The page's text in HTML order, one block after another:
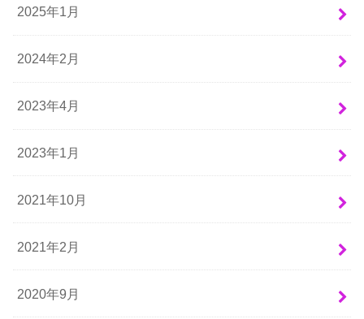
2025年1月
2024年2月
2023年4月
2023年1月
2021年10月
2021年2月
2020年9月